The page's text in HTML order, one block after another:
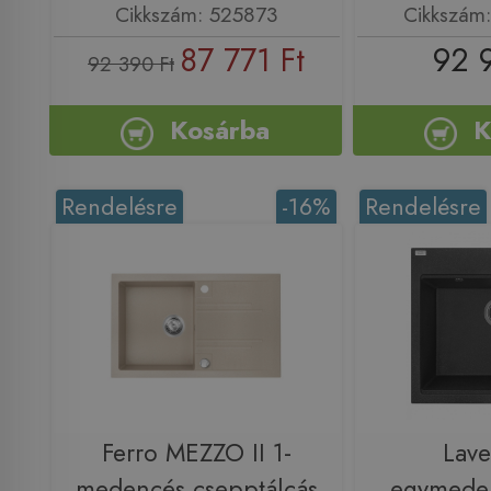
Cikkszám: 525873
92 390 Ft 87 771 Ft
Kosárba
92
-16%
Rendelésre
Ferro MEZZO II 1-
Rendelésre